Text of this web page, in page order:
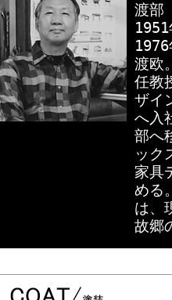
渡
渡欧
任教
ザイ
へ入
部へ
ック
家具
める
は、
故郷